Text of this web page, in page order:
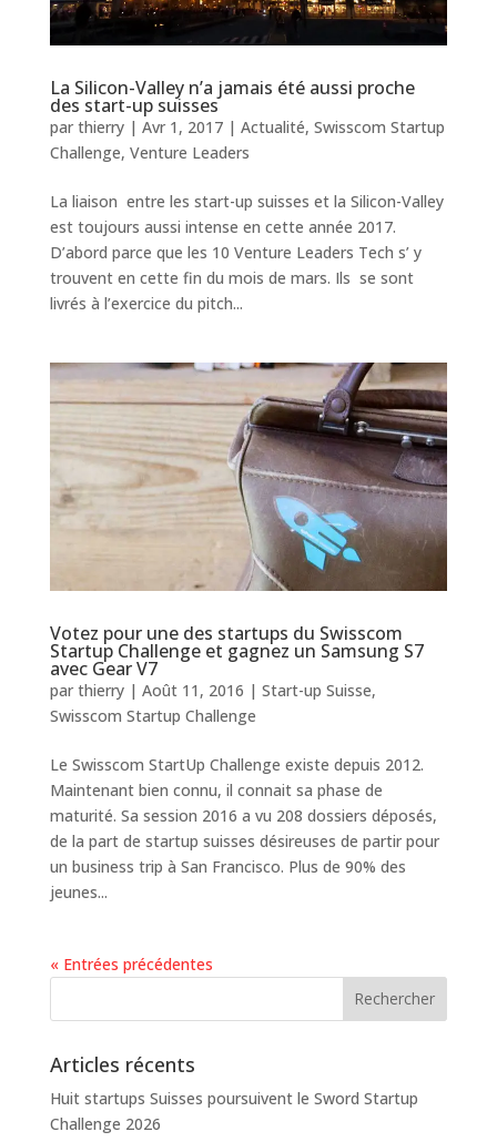
La Silicon-Valley n’a jamais été aussi proche
des start-up suisses
par thierry| Avr 1, 2017| Actualité, Swisscom Startup
Challenge, Venture Leaders
La liaison entre les start-up suisses et la Silicon-Valley
est toujours aussi intense en cette année 2017.
D’abord parce que les 10 Venture Leaders Tech s’ y
trouvent en cette fin du mois de mars. Ils se sont
livrés à l’exercice du pitch...
Votez pour une des startups du Swisscom
Startup Challenge et gagnez un Samsung S7
avec Gear V7
par thierry| Août 11, 2016 | Start-up Suisse,
Swisscom Startup Challenge
Le Swisscom StartUp Challenge existe depuis 2012.
Maintenant bien connu, il connait sa phase de
maturité. Sa session 2016 a vu 208 dossiers déposés,
de la part de startup suisses désireuses de partir pour
un business trip à San Francisco. Plus de 90% des
jeunes...
« Entrées précédentes
Articles récents
Huit startups Suisses poursuivent le Sword Startup
Challenge 2026